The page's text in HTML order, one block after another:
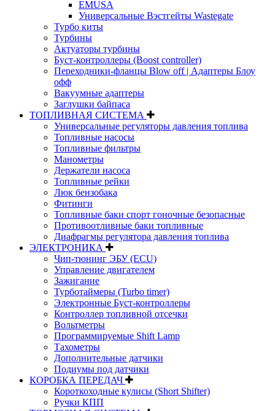
EMUSA
Универсальные Вэстгейты Wastegate
Турбо киты
Турбины
Актуаторы турбины
Буст-контроллеры (Boost controller)
Переходники-фланцы Blow off | Адаптеры Блоу
офф
Вакуумные адаптеры
Заглушки байпаса
ТОПЛИВНАЯ СИСТЕМА
Универсальные регуляторы давления топлива
Топливные насосы
Топливные фильтры
Манометры
Держатели насоса
Топливные рейки
Люк бензобака
Фитинги
Топливные баки спорт гоночные безопасные
Противоотливные баки топливные
Диафрагмы регулятора давления топлива
ЭЛЕКТРОНИКА
Чип-тюнинг ЭБУ (ECU)
Управление двигателем
Зажигание
Турботаймеры (Turbo timer)
Электронные Буст-контроллеры
Контроллер топливной отсечки
Вольтметры
Программируемые Shift Lamp
Тахометры
Дополнительные датчики
Подиумы под датчики
КОРОБКА ПЕРЕДАЧ
Короткоходные кулисы (Short Shifter)
Ручки КПП